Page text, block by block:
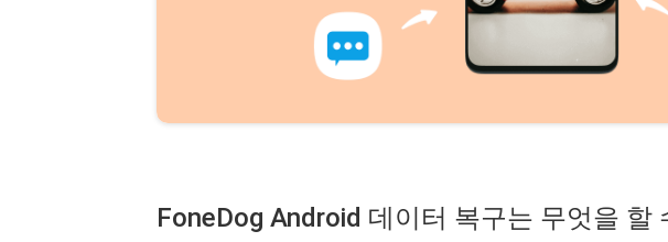
FoneDog Android 데이터 복구는 무엇을 할